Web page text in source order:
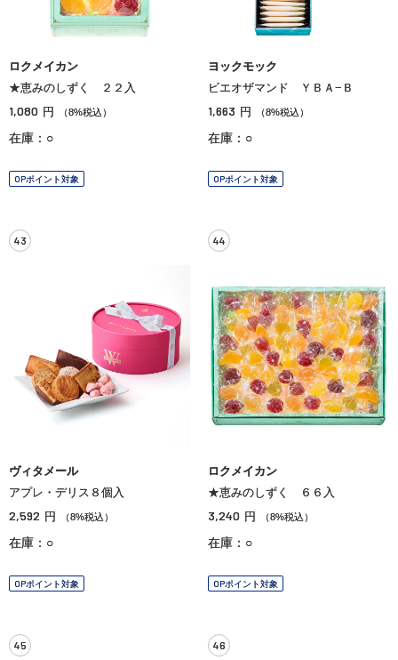
ロクメイカン
★恵みのしずく ２２入
1,080 円 （8%税込）
在庫：○
OPポイント対象
ヨックモック
ビエオザマンド ＹＢＡ−Ｂ
1,663 円 （8%税込）
在庫：○
OPポイント対象
43
ヴィタメール
アプレ・デリス８個入
2,592 円 （8%税込）
在庫：○
OPポイント対象
44
ロクメイカン
★恵みのしずく ６６入
3,240 円 （8%税込）
在庫：○
OPポイント対象
45 46